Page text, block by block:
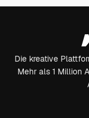
Die kreative
Mehr als 1 Million